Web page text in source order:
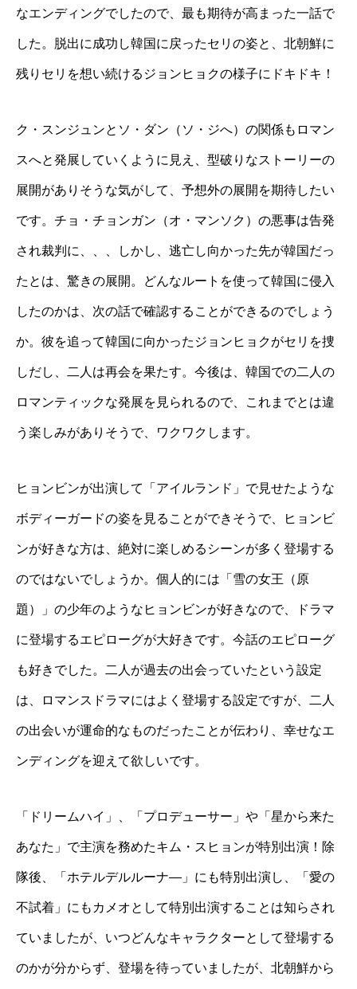
なエンディングでしたので、最も期待が高まった一話で
した。脱出に成功し韓国に戻ったセリの姿と、北朝鮮に
残りセリを想い続けるジョンヒョクの様子にドキドキ！
ク・スンジュンとソ・ダン（ソ・ジへ）の関係もロマン
スへと発展していくように見え、型破りなストーリーの
展開がありそうな気がして、予想外の展開を期待したい
です。チョ・チョンガン（オ・マンソク）の悪事は告発
され裁判に、、、しかし、逃亡し向かった先が韓国だっ
たとは、驚きの展開。どんなルートを使って韓国に侵入
したのかは、次の話で確認することができるのでしょう
か。彼を追って韓国に向かったジョンヒョクがセリを捜
しだし、二人は再会を果たす。今後は、韓国での二人の
ロマンティックな発展を見られるので、これまでとは違
う楽しみがありそうで、ワクワクします。
ヒョンビンが出演して「アイルランド」で見せたような
ボディーガードの姿を見ることができそうで、ヒョンビ
ンが好きな方は、絶対に楽しめるシーンが多く登場する
のではないでしょうか。個人的には「雪の女王（原
題）」の少年のようなヒョンビンが好きなので、ドラマ
に登場するエピローグが大好きです。今話のエピローグ
も好きでした。二人が過去の出会っていたという設定
は、ロマンスドラマにはよく登場する設定ですが、二人
の出会いが運命的なものだったことが伝わり、幸せなエ
ンディングを迎えて欲しいです。
「ドリームハイ」、「プロデューサー」や「星から来た
あなた」で主演を務めたキム・スヒョンが特別出演！除
隊後、「ホテルデルルーナ―」にも特別出演し、「愛の
不試着」にもカメオとして特別出演することは知らされ
ていましたが、いつどんなキャラクターとして登場する
のかが分からず、登場を待っていましたが、北朝鮮から